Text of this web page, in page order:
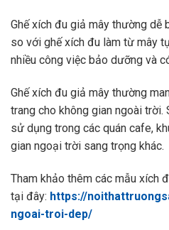
Ghế xích đu giả mây thường dễ
so với ghế xích đu làm từ mây
nhiều công việc bảo dưỡng và
Ghế xích đu giả mây thường
trang cho không gian ngoài
sử dụng trong các quán cafe,
gian ngoại trời sang trọng khác.
Tham khảo thêm các mẫu xích
tại đây: https://
ngoai-troi-dep/